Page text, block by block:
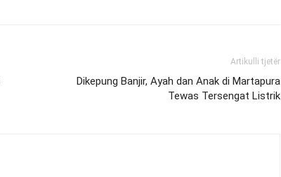
Artikulli tjetër
Dikepung Banjir, Ayah dan Anak di Martapura
Tewas Tersengat Listrik